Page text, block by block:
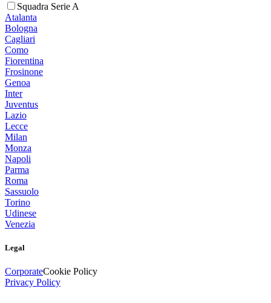
Squadra Serie A
Atalanta
Bologna
Cagliari
Como
Fiorentina
Frosinone
Genoa
Inter
Juventus
Lazio
Lecce
Milan
Monza
Napoli
Parma
Roma
Sassuolo
Torino
Udinese
Venezia
Legal
CorporateCookie Policy
Privacy Policy